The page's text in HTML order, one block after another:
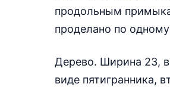
продольным
проделано по
Дерево. Ширина 23,
виде пятигранника,